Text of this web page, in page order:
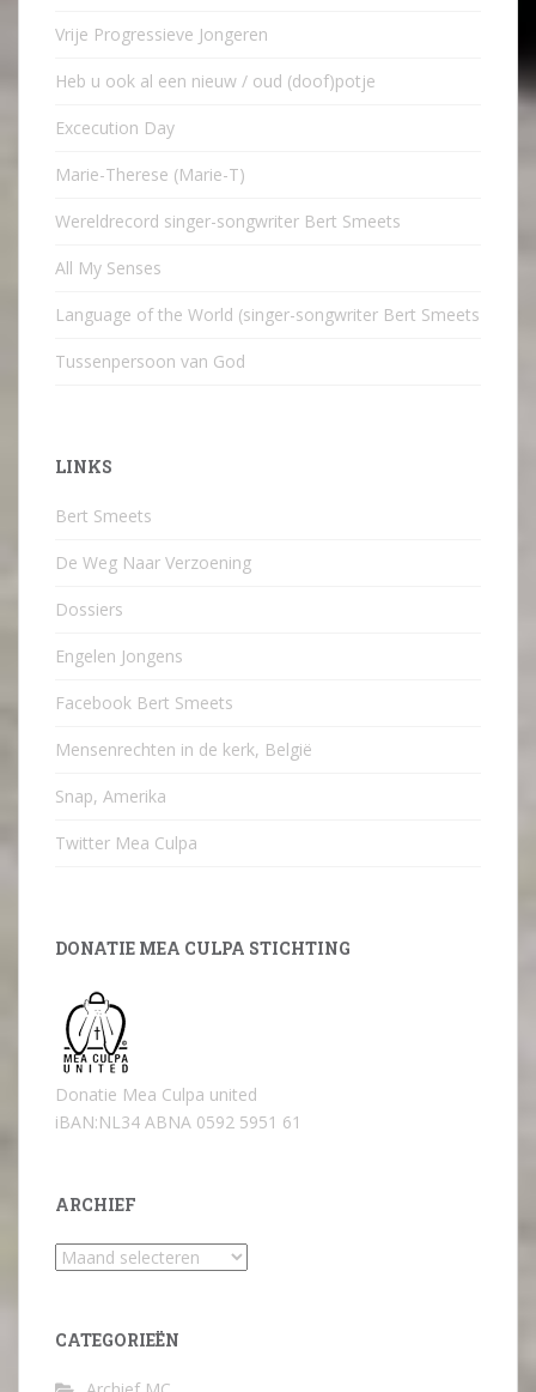
Vrije Progressieve Jongeren
Heb u ook al een nieuw / oud (doof)potje
Excecution Day
Marie-Therese (Marie-T)
Wereldrecord singer-songwriter Bert Smeets
All My Senses
Language of the World (singer-songwriter Bert Smeets
Tussenpersoon van God
LINKS
Bert Smeets
De Weg Naar Verzoening
Dossiers
Engelen Jongens
Facebook Bert Smeets
Mensenrechten in de kerk, België
Snap, Amerika
Twitter Mea Culpa
DONATIE MEA CULPA STICHTING
Donatie Mea Culpa united
iBAN:NL34 ABNA 0592 5951 61
ARCHIEF
Archief
CATEGORIEËN